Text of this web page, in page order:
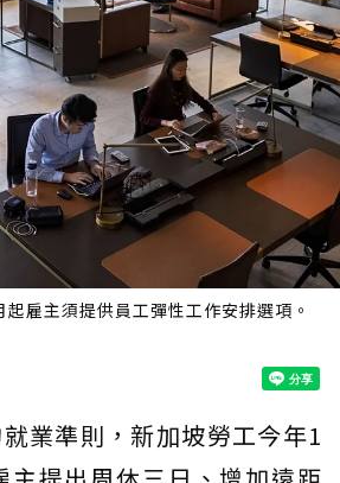
雇主須提供員工彈性工作安排選項。
業準則，新加坡勞工今年1